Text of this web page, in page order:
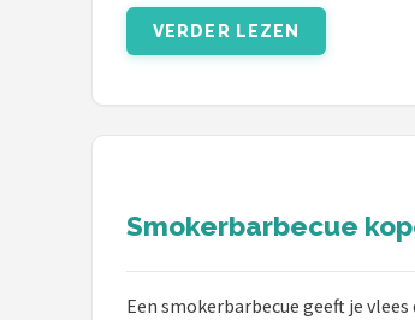
Napoleon
Kamado Joe
VERDER LEZEN
Smokerbarbecue
Een smokerbarbecue geeft je